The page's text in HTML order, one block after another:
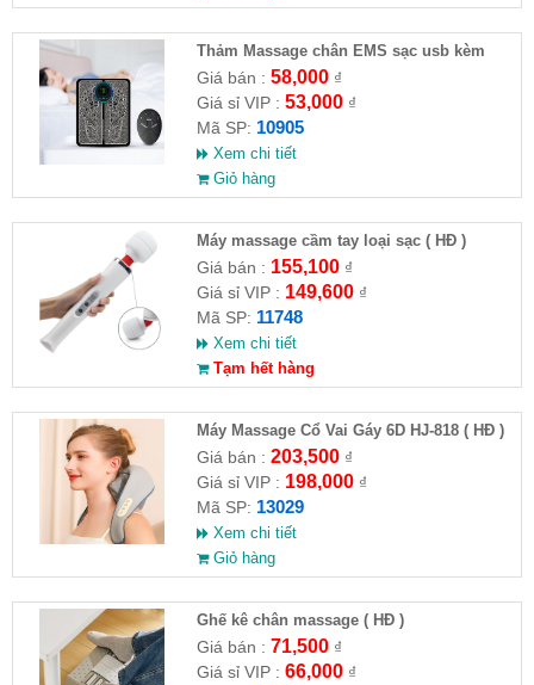
Thảm Massage chân EMS sạc usb kèm
remote
Giá bán : 58,000₫
Giá sỉ VIP : 53,000₫
Mã SP: 10905
Xem chi tiết
Giỏ hàng
Máy massage cầm tay loại sạc ( HĐ )
Giá bán : 155,100₫
Giá sỉ VIP : 149,600₫
Mã SP: 11748
Xem chi tiết
Tạm hết hàng
Máy Massage Cổ Vai Gáy 6D HJ-818 ( HĐ )
Giá bán : 203,500₫
Giá sỉ VIP : 198,000₫
Mã SP: 13029
Xem chi tiết
Giỏ hàng
Ghế kê chân massage ( HĐ )
Giá bán : 71,500₫
Giá sỉ VIP : 66,000₫